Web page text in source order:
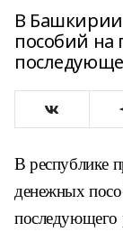
В
пособий на
В республике
денежных
последующего